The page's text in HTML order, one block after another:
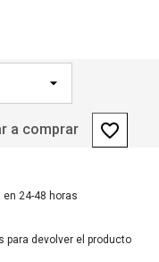
a comprar favorite_border
24-48 horas
para devolver el producto